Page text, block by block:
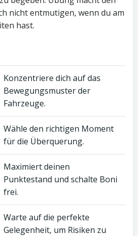
nicht entmutigen, wenn du am
hast.
Konzentriere dich auf das
Bewegungsmuster der
Fahrzeuge.
Wähle den richtigen Moment
für die Überquerung.
Maximiert deinen
Punktestand und schalte Boni
frei.
Warte auf die perfekte
Gelegenheit, um Risiken zu